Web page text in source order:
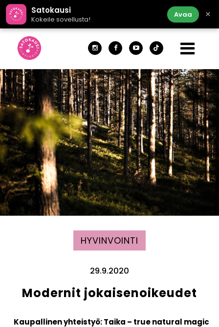
Satokausi
Kokeile sovellusta!
Avaa ×
HYVINVOINTI
29.9.2020
Modernit jokaisenoikeudet
Kaupallinen yhteistyö: Taika – true natural magic